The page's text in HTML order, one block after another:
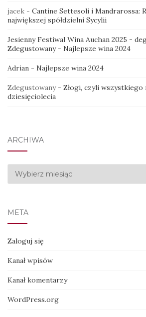
jacek - Cantine Settesoli i Mandrarossa:
największej spółdzielni Sycylii
Jesienny Festiwal Wina Auchan 2025 -
Zdegustowany- Najlepsze wina 2024
Adrian - Najlepsze wina 2024
Zdegustowany- Złogi, czyli
dziesięciolecia
ARCHIWA
Archiwa
META
Zaloguj się
Kanał wpisów
Kanał komentarzy
WordPress.org